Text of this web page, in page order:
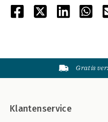
Gratis
Klantenservice